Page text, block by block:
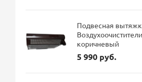
Подвесная
коричневый
5 990 руб.